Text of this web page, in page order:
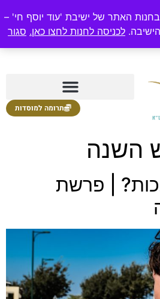
האתר של ישיבת 'עוד יוסף חי' –
לכניסה לחנות לחצו כאן. סגור
תרומה למוסדות
השנה
| פרשת